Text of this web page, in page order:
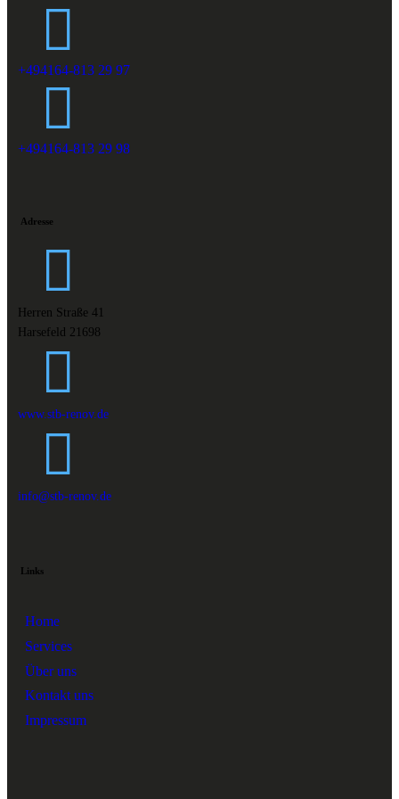
+494164-813 29 97
+494164-813 29 98
Adresse
Herren Straße 41
Harsefeld 21698
www.stb-renov.de
info@stb-renov.de
Links
Home
Services
Über uns
Kontakt uns
Impressum